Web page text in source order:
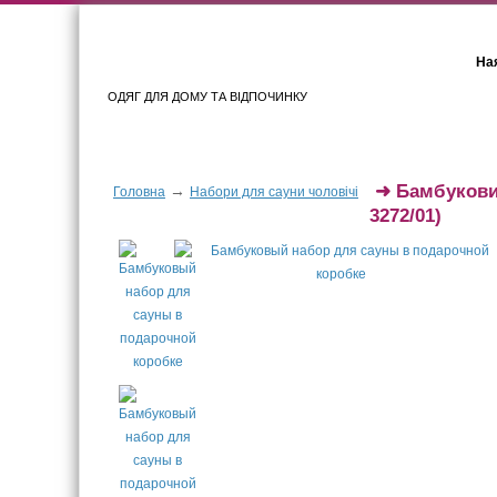
ОДЯГ ДЛЯ ДОМУ ТА ВІДПОЧИНКУ
Головна → Набори для сауни чоловічі ➜
3272/01)